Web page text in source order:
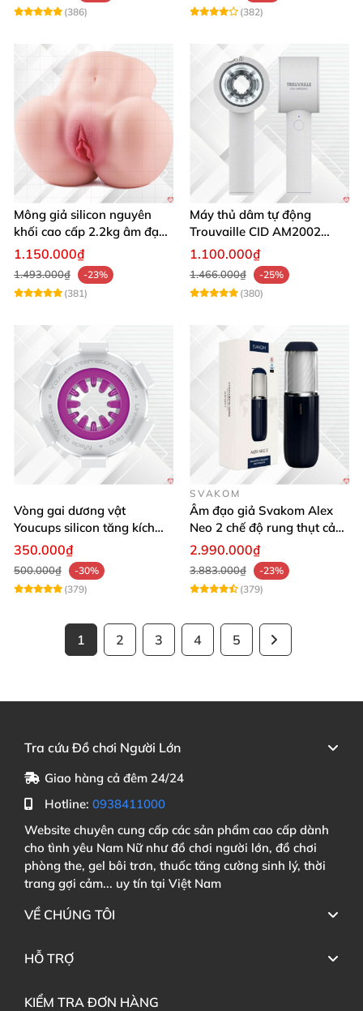
(386)
(382)
Mông giả silicon nguyên
khối cao cấp 2.2kg âm đạo
và hậu môn khít bót
1.150.000₫
1.493.000₫
-23%
(381)
Máy thủ dâm tự động
Trouvaille CID AM2002
tăng khoái cảm
1.100.000₫
1.466.000₫
-25%
(380)
Vòng gai dương vật
Youcups silicon tăng kích
thước cực mạnh
350.000₫
500.000₫
-30%
(379)
SVAKOM
Âm đạo giả Svakom Alex
Neo 2 chế độ rung thụt cảm
giác thật
2.990.000₫
3.883.000₫
-23%
(379)
1 2 3 4 5
Tra cứu Đồ chơi Người Lớn
Giao hàng cả đêm 24/24
Hotline: 0938411000
Website chuyên cung cấp các sản phẩm cao cấp dành
cho tình yêu Nam Nữ như đồ chơi người lớn, đồ chơi
phòng the, gel bôi trơn, thuốc tăng cường sinh lý, thời
trang gợi cảm... uy tín tại Việt Nam
VỀ CHÚNG TÔI
HỖ TRỢ
KIỂM TRA ĐƠN HÀNG